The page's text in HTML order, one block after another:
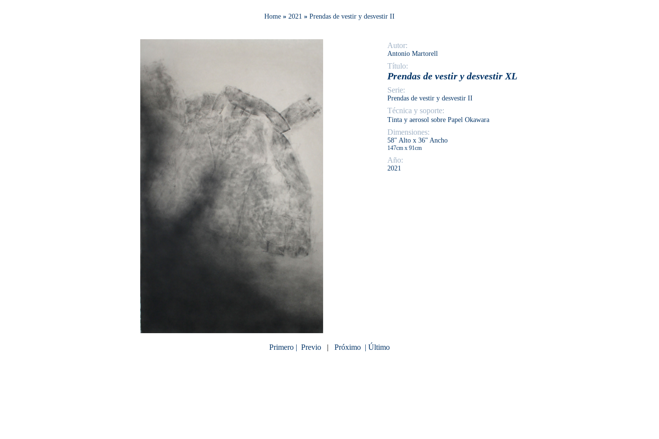
Home » 2021 » Prendas de vestir y desvestir II
Autor:
Antonio Martorell
Título:
Prendas de vestir y desvestir XL
Serie:
Prendas de vestir y desvestir II
Técnica y soporte:
Tinta y aerosol sobre Papel Okawara
Dimensiones:
58" Alto x 36" Ancho
147cm x 91cm
Año:
2021
Primero | Previo | Próximo | Último